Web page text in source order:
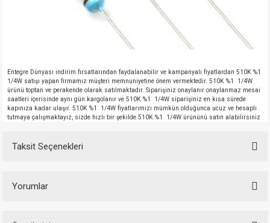
Entegre Dünyası indirim fırsatlarından faydalanabilir ve kampanyalı fiyatlardan 510K %1
1/4W satışı yapan firmamız müşteri memnuniyetine önem vermektedir. 510K %1 1/4W
ürünü toptan ve perakende olarak satılmaktadır. Siparişiniz onaylanır onaylanmaz mesai
saatleri içerisinde aynı gün kargolanır ve 510K %1 1/4W siparişiniz en kısa sürede
kapınıza kadar ulaşır. 510K %1 1/4W fiyatlarımızı mümkün olduğunca ucuz ve hesaplı
tutmaya çalışmaktayız, sizde hızlı bir şekilde 510K %1 1/4W ürününü satın alabilirsiniz
Taksit Seçenekleri
Yorumlar